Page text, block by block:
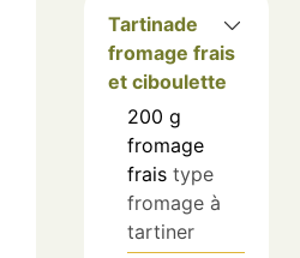
Tartinade
fromage frais
et ciboulette
200 g
fromage
frais type
fromage à
tartiner